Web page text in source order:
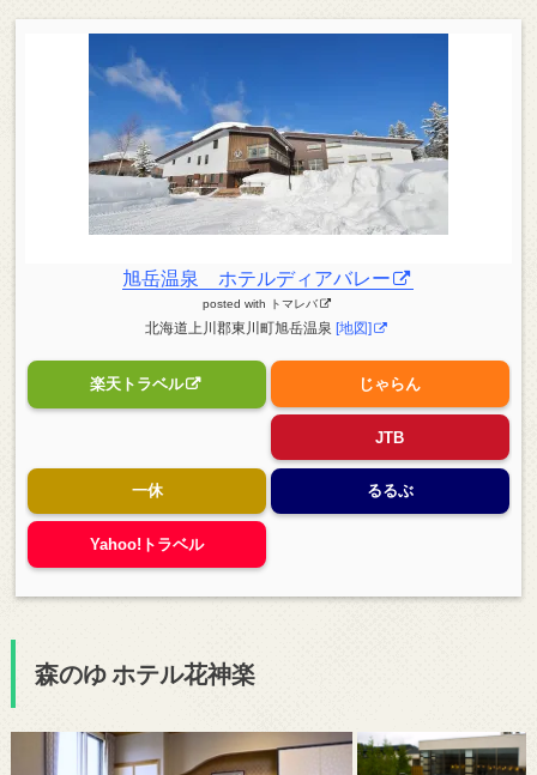
旭岳温泉 ホテルディアバレー
posted with トマレバ
北海道上川郡東川町旭岳温泉 [地図]
楽天トラベル じゃらん
JTB
一休 るるぶ
Yahoo!トラベル
森のゆ ホテル花神楽